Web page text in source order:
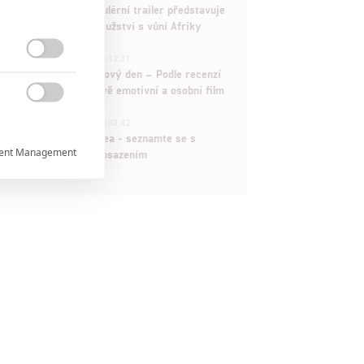
Děti krve a kostí: Regulérní trailer představuje
akční fantasy dobrodružství s vůní Afriky
ČLÁNEK | 30.07.2026 12:31
Spider-Man: Zbrusu nový den – Podle recenzí
máme čekat překvapivě emotivní a osobní film
Velké preview: Odyssea - seznamte se s
nabitým obsazením

Management